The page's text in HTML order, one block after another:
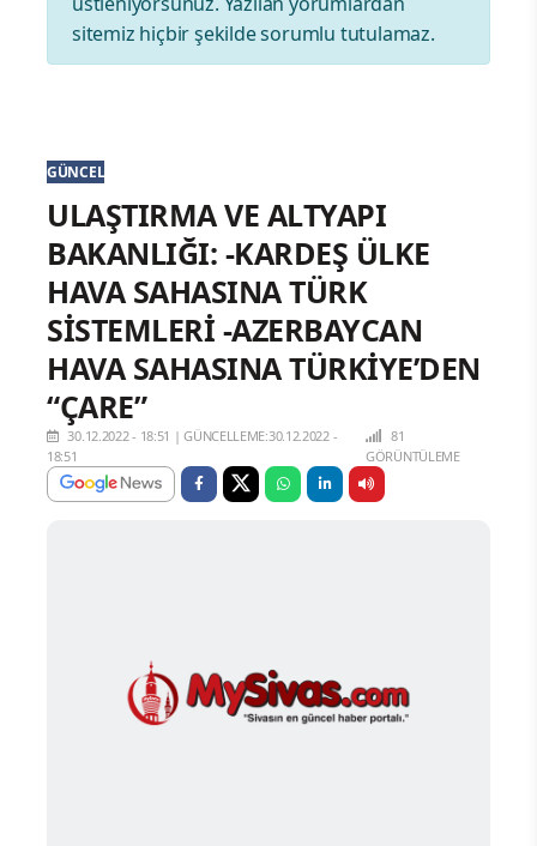
sitemiz hiçbir şekilde sorumlu tutulamaz.
GÜNCEL
ULAŞTIRMA VE ALTYAPI
BAKANLIĞI: -KARDEŞ ÜLKE
HAVA SAHASINA TÜRK
SİSTEMLERİ -AZERBAYCAN
HAVA SAHASINA TÜRKİYE’DEN
“ÇARE”
30.12.2022 - 18:51 |GÜNCELLEME:30.12.2022 -
18:51
81
GÖRÜNTÜLEME